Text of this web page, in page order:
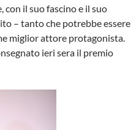
con il suo fascino e il suo
– tanto che potrebbe essere
miglior attore protagonista.
ieri sera il premio